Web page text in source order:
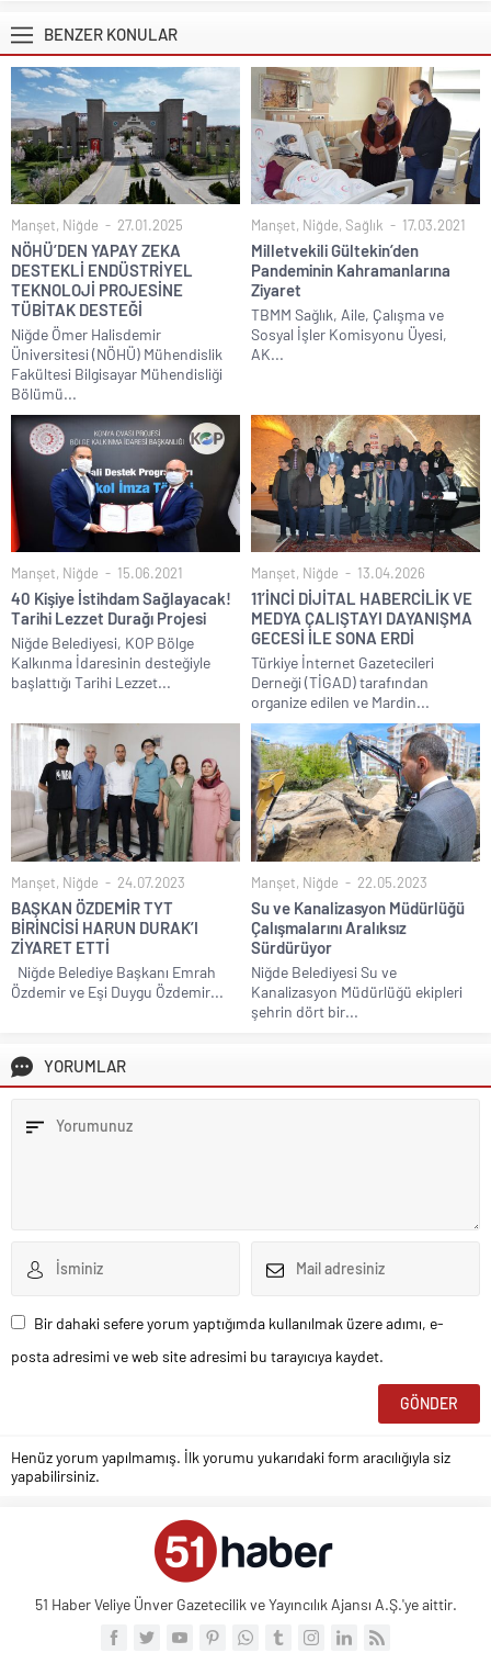
BENZER KONULAR
Manşet, Niğde 27.01.2025
NÖHÜ’DEN YAPAY ZEKA
DESTEKLİ ENDÜSTRİYEL
TEKNOLOJİ PROJESİNE
TÜBİTAK DESTEĞİ
Niğde Ömer Halisdemir
Üniversitesi (NÖHÜ) Mühendislik
Fakültesi Bilgisayar Mühendisliği
Bölümü...
Manşet, Niğde, Sağlık 17.03.2021
Milletvekili Gültekin’den
Pandeminin Kahramanlarına
Ziyaret
TBMM Sağlık, Aile, Çalışma ve
Sosyal İşler Komisyonu Üyesi,
AK...
Manşet, Niğde 15.06.2021
40 Kişiye İstihdam Sağlayacak!
Tarihi Lezzet Durağı Projesi
Niğde Belediyesi, KOP Bölge
Kalkınma İdaresinin desteğiyle
başlattığı Tarihi Lezzet...
Manşet, Niğde 13.04.2026
11’İNCİ DİJİTAL HABERCİLİK VE
MEDYA ÇALIŞTAYI DAYANIŞMA
GECESİ İLE SONA ERDİ
Türkiye İnternet Gazetecileri
Derneği (TİGAD) tarafından
organize edilen ve Mardin...
Manşet, Niğde 24.07.2023
BAŞKAN ÖZDEMİR TYT
BİRİNCİSİ HARUN DURAK’I
ZİYARET ETTİ
Niğde Belediye Başkanı Emrah
Özdemir ve Eşi Duygu Özdemir...
Manşet, Niğde 22.05.2023
Su ve Kanalizasyon Müdürlüğü
Çalışmalarını Aralıksız
Sürdürüyor
Niğde Belediyesi Su ve
Kanalizasyon Müdürlüğü ekipleri
şehrin dört bir...
YORUMLAR
Bir dahaki sefere yorum yaptığımda kullanılmak üzere adımı, e-
posta adresimi ve web site adresimi bu tarayıcıya kaydet.
Henüz yorum yapılmamış. İlk yorumu yukarıdaki form aracılığıyla siz
yapabilirsiniz.
51 Haber Veliye Ünver Gazetecilik ve Yayıncılık Ajansı A.Ş.'ye aittir.